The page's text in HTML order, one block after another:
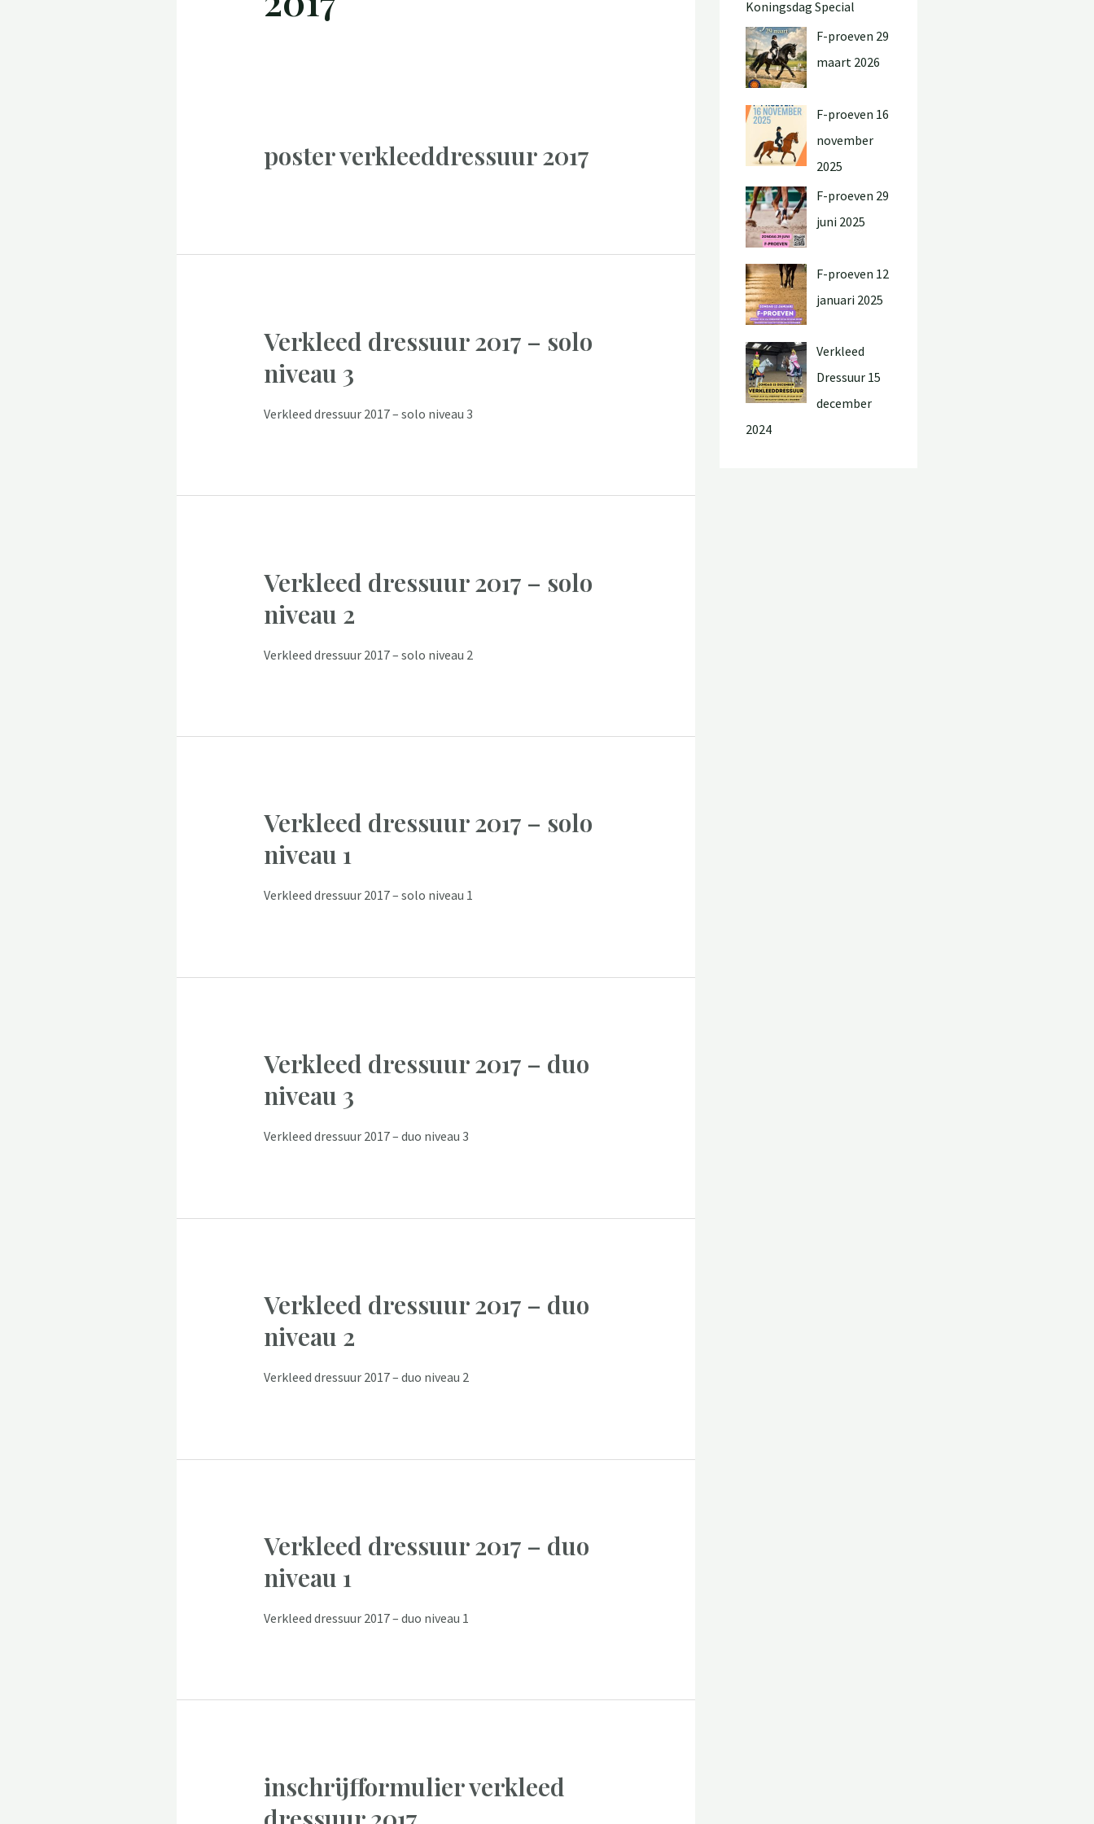
poster verkleeddressuur 2017
Verkleed dressuur 2017 – solo
niveau 3
Verkleed dressuur 2017 – solo niveau 3
Verkleed dressuur 2017 – solo
niveau 2
Verkleed dressuur 2017 – solo niveau 2
Verkleed dressuur 2017 – solo
niveau 1
Verkleed dressuur 2017 – solo niveau 1
Verkleed dressuur 2017 – duo
niveau 3
Verkleed dressuur 2017 – duo niveau 3
Verkleed dressuur 2017 – duo
niveau 2
Verkleed dressuur 2017 – duo niveau 2
Verkleed dressuur 2017 – duo
niveau 1
Verkleed dressuur 2017 – duo niveau 1
inschrijfformulier verkleed
Koningsdag Special
F-proeven 29
maart 2026
F-proeven 16
november
2025
F-proeven 29
juni 2025
F-proeven 12
januari 2025
Verkleed
Dressuur 15
december
2024